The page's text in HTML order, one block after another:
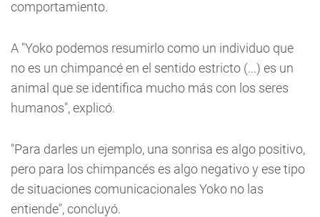
comportamiento.
A "Yoko podemos resumirlo como un individuo que
no es un chimpancé en el sentido estricto (...) es un
animal que se identifica mucho más con los seres
humanos", explicó.
"Para darles un ejemplo, una sonrisa es algo positivo,
pero para los chimpancés es algo negativo y ese tipo
de situaciones comunicacionales Yoko no las
entiende", concluyó.